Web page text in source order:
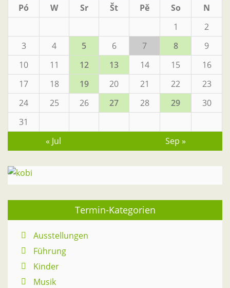
Pó W Sr Št Pě So
N
1
2
3
4 5 6 7 8
9
10
11 12 13 14 15
16
17
18 19 20 21 22
23
24
25 26 27 28 29
30
31
« Jul
Sep »
Termin-Kategorien
Ausstellungen
Führung
Kinder
Musik